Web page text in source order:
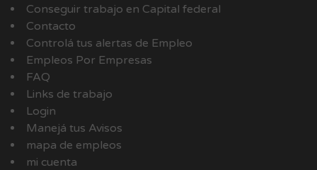
Conseguir trabajo en Capital federal
Contacto
Controlá tus alertas de Empleo
Empleos Por Empresas
FAQ
Links de trabajo
Login
Manejá tus Avisos
mapa de empleos
mi cuenta